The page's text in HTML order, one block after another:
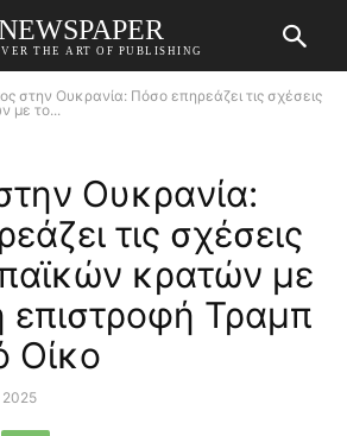
THE ART OF PUBLISHING
στην Ουκρανία: Πόσο επηρεάζει τις σχέσεις
με το...
Ουκρανία:
τις σχέσεις
κρατών με
επιστροφή Τραμπ
Οίκο
2025